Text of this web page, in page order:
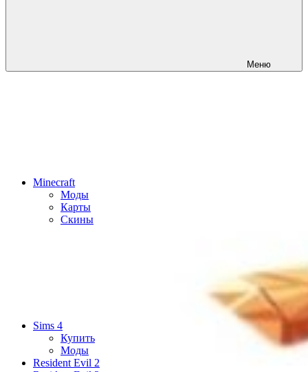
Меню
Minecraft
Моды
Карты
Скины
Sims 4
Купить
Моды
Resident Evil 2